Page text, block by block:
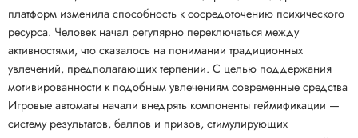
платформ изменила способность к сосредоточению психического
ресурса. Человек начал регулярно переключаться между
активностями, что сказалось на понимании традиционных
увлечений, предполагающих терпении. С целью поддержания
мотивированности к подобным увлечениям современные средства
Игровые автоматы начали внедрять компоненты геймификации —
систему результатов, баллов и призов, стимулирующих